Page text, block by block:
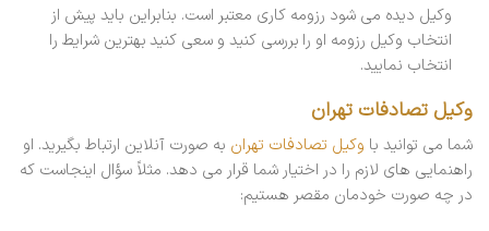
وکیل دیده می شود رزومه کاری معتبر است. بنابراین باید پیش از
انتخاب وکیل رزومه او را بررسی کنید و سعی کنید بهترین شرایط را
انتخاب نمایید.
وکیل تصادفات تهران
شما می توانید با وکیل تصادفات تهران به صورت آنلاین ارتباط بگیرید. او
راهنمایی های لازم را در اختیار شما قرار می دهد. مثلاً سؤال اینجاست که
در چه صورت خودمان مقصر هستیم: